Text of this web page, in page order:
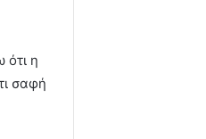
ότι η
σαφή